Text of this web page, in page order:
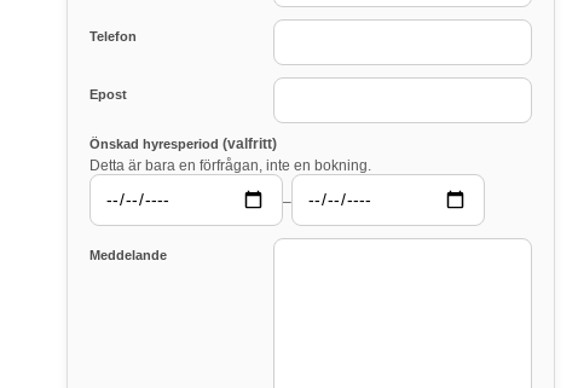
Telefon
Epost
Önskad hyresperiod (valfritt)
Detta är bara en förfrågan, inte en bokning.
–
Meddelande